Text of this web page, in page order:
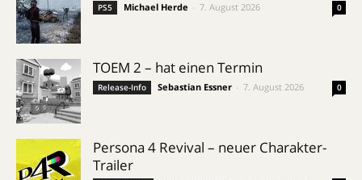
PS5 Michael Herde 7. August 2026 0
TOEM 2 – hat einen Termin
Release-Info Sebastian Essner 7. August 2026 0
Persona 4 Revival – neuer Charakter-
Trailer